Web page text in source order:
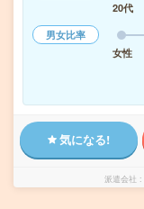
20代
男女比率
女性
気になる!
派遣会社